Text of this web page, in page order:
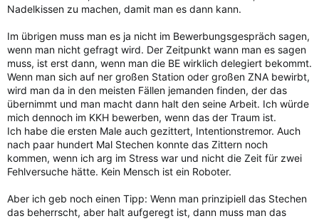
Nadelkissen zu machen, damit man es dann kann.
Im übrigen muss man es ja nicht im Bewerbungsgespräch sagen,
wenn man nicht gefragt wird. Der Zeitpunkt wann man es sagen
muss, ist erst dann, wenn man die BE wirklich delegiert bekommt.
Wenn man sich auf ner großen Station oder großen ZNA bewirbt,
wird man da in den meisten Fällen jemanden finden, der das
übernimmt und man macht dann halt den seine Arbeit. Ich würde
mich dennoch im KKH bewerben, wenn das der Traum ist.
Ich habe die ersten Male auch gezittert, Intentionstremor. Auch
nach paar hundert Mal Stechen konnte das Zittern noch
kommen, wenn ich arg im Stress war und nicht die Zeit für zwei
Fehlversuche hätte. Kein Mensch ist ein Roboter.
Aber ich geb noch einen Tipp: Wenn man prinzipiell das Stechen
das beherrscht, aber halt aufgeregt ist, dann muss man das